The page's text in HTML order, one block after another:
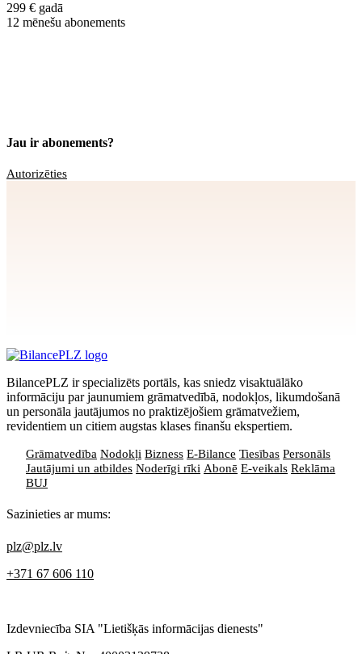
299 € gadā
12 mēnešu abonements
Jau ir abonements?
Autorizēties
BilancePLZ ir specializēts portāls, kas sniedz visaktuālāko
informāciju par jaunumiem grāmatvedībā, nodokļos, likumdošanā
un personāla jautājumos no praktizējošiem grāmatvežiem,
revidentiem un citiem augstas klases finanšu ekspertiem.
Grāmatvedība Nodokļi Bizness E-Bilance Tiesības Personāls
Jautājumi un atbildes Noderīgi rīki Abonē E-veikals Reklāma
BUJ
Sazinieties ar mums:
plz@plz.lv
+371 67 606 110
Izdevniecība SIA "Lietišķās informācijas dienests"